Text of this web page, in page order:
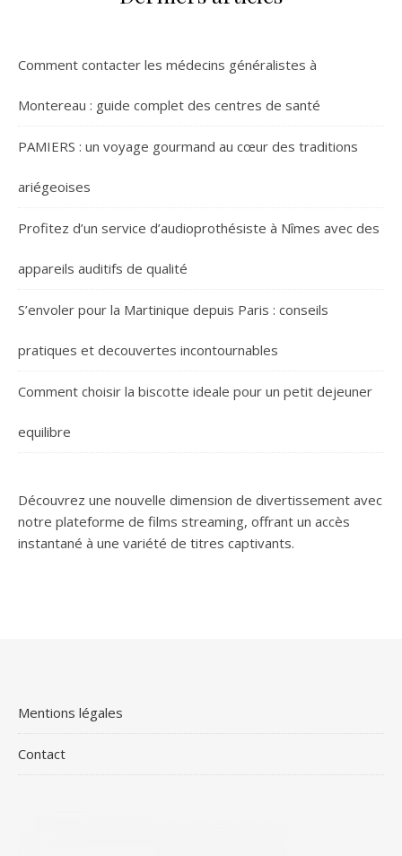
Comment contacter les médecins généralistes à
Montereau : guide complet des centres de santé
PAMIERS : un voyage gourmand au cœur des traditions
ariégeoises
Profitez d’un service d’audioprothésiste à Nîmes avec des
appareils auditifs de qualité
S’envoler pour la Martinique depuis Paris : conseils
pratiques et decouvertes incontournables
Comment choisir la biscotte ideale pour un petit dejeuner
equilibre
Découvrez une nouvelle dimension de divertissement avec
notre plateforme de films streaming, offrant un accès
instantané à une variété de titres captivants.
Mentions légales
Contact